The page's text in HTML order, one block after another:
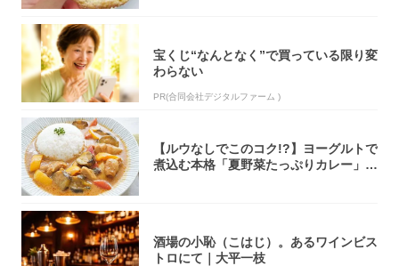
宝くじ“なんとなく”で買っている限り変
わらない
PR(合同会社デジタルファーム )
【ルウなしでこのコク!?】ヨーグルトで
煮込む本格「夏野菜たっぷりカレー」作
酒場の小恥（こはじ）。あるワインビス
トロにて｜大平一枝